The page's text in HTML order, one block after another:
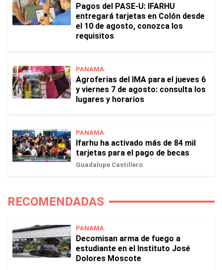
Pagos del PASE-U: IFARHU
entregará tarjetas en Colón desde
el 10 de agosto, conozca los
requisitos
PANAMÁ
Agroferias del IMA para el jueves 6
y viernes 7 de agosto: consulta los
lugares y horarios
PANAMÁ
Ifarhu ha activado más de 84 mil
tarjetas para el pago de becas
Guadalupe Castillero
RECOMENDADAS
PANAMÁ
Decomisan arma de fuego a
estudiante en el Instituto José
Dolores Moscote